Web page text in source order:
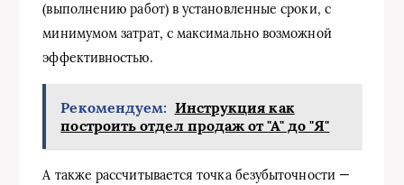
(выполнению работ) в установленные сроки, с
минимумом затрат, с максимально возможной
эффективностью.
Рекомендуем: Инструкция как
построить отдел продаж от "А" до "Я"
А также рассчитывается точка безубыточности —